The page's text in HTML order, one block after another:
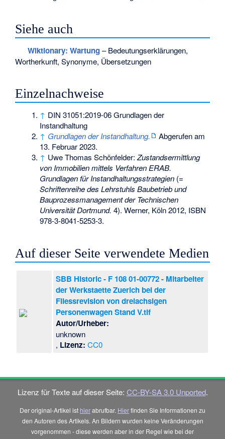
Siehe auch
Wiktionary: Wartung– Bedeutungserklärungen,
Wortherkunft, Synonyme, Übersetzungen
Einzelnachweise
↑ DIN 31051:2019-06 Grundlagen der
Instandhaltung
↑ Grundlagen der Instandhaltung.
Abgerufen am
13. Februar 2023.
↑ Uwe Thomas Schönfelder:Zustandsermittlung
von Immobilien mittels Verfahren ERAB.
Grundlagen für Instandhaltungsstrategien (=
Schriftenreihe des Lehrstuhls Baubetrieb und
Bauprozessmanagement der Technischen
Universität Dortmund. 4). Werner, Köln 2012, ISBN
978-3-8041-5253-3.
Auf dieser Seite verwendete Medien
SBB Historic - F 108 01-00772 - Mitarbeiter
der Werkstaette Zuerich bei der
Fliessrevision von dreiachsigen
Personenwagen Stand V.tif
Autor/Urheber:
unknown
, Lizenz: CC0
Lizenz für Texte auf dieser Seite: CC-BY-SA 3.0 Unported.
Der original-Artikel ist hierabrufbar. Hierfinden Sie Informationen zu
den Autoren des Artikels. An Bildern wurden keine Veränderungen
vorgenommen - diese werden aber in der Regel wie bei der